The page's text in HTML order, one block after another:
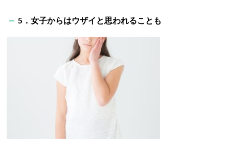
5．女子からはウザイと思われることも